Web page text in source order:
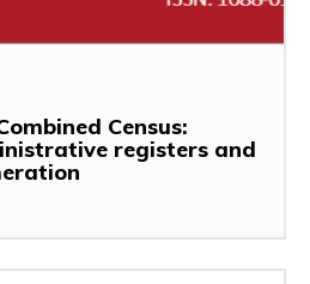
Census:
registers and